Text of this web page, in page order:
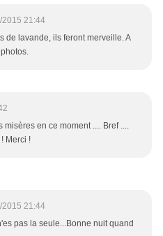
2015 21:44
de lavande, ils feront merveille. A
misères en ce moment .... Bref ....
Merci !
2015 21:44
pas la seule...Bonne nuit quand